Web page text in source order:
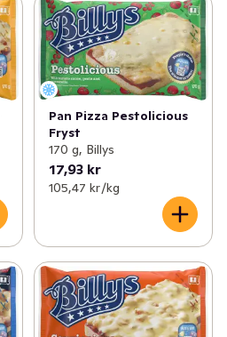
Pan Pizza Pestolicious
Fryst
170 g, Billys
17,93 kr
105,47 kr /kg